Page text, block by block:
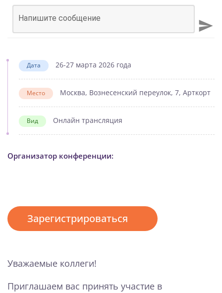
Напишите сообщение
Дата 26-27 марта 2026 года
Место Москва, Вознесенский переулок, 7, Арткорт
Вид Онлайн трансляция
Организатор конференции:
Зарегистрироваться
Уважаемые коллеги!
Приглашаем вас принять участие в